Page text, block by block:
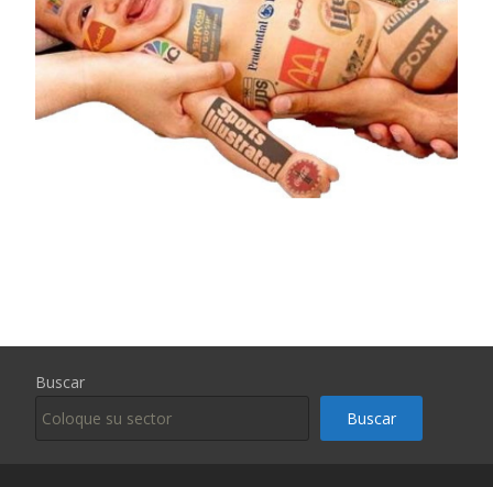
Buscar
Buscar